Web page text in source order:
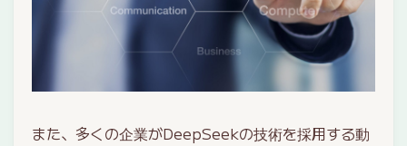
また、多くの企業がDeepSeekの技術を採用する動